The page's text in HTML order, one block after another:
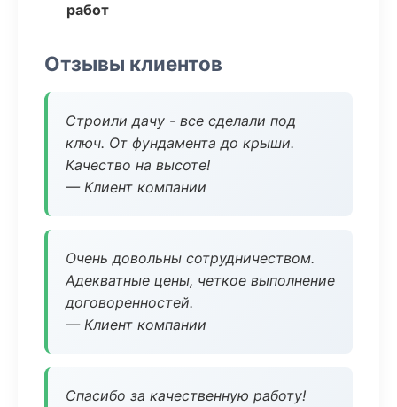
работ
Отзывы клиентов
Строили дачу - все сделали под
ключ. От фундамента до крыши.
Качество на высоте!
— Клиент компании
Очень довольны сотрудничеством.
Адекватные цены, четкое выполнение
договоренностей.
— Клиент компании
Спасибо за качественную работу!